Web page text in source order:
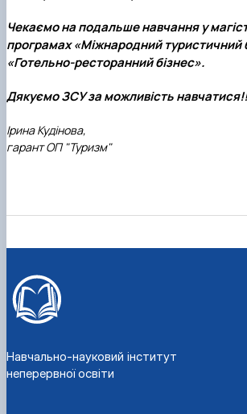
Чекаємо на подальше навчання у
програмах «Міжнародний туристичний
«Готельно-ресторанний бізнес».
Дякуємо ЗСУ за можливість
Ірина Кудінова,
гарант ОП "Туризм"
Навчально-науковий інститут
неперервної освіти